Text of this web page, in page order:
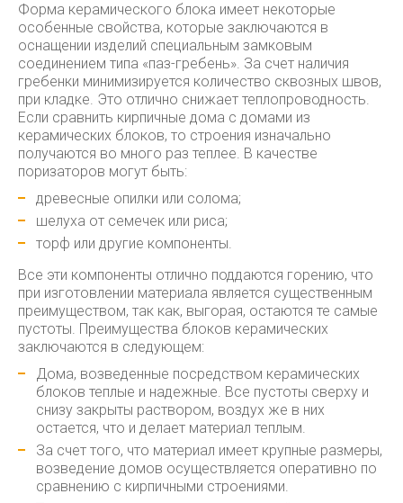
Форма керамического блока имеет некоторые
особенные свойства, которые заключаются в
оснащении изделий специальным замковым
соединением типа «паз-гребень». За счет наличия
гребенки минимизируется количество сквозных швов,
при кладке. Это отлично снижает теплопроводность.
Если сравнить кирпичные дома с домами из
керамических блоков, то строения изначально
получаются во много раз теплее. В качестве
поризаторов могут быть:
древесные опилки или солома;
шелуха от семечек или риса;
торф или другие компоненты.
Все эти компоненты отлично поддаются горению, что
при изготовлении материала является существенным
преимуществом, так как, выгорая, остаются те самые
пустоты. Преимущества блоков керамических
заключаются в следующем:
Дома, возведенные посредством керамических
блоков теплые и надежные. Все пустоты сверху и
снизу закрыты раствором, воздух же в них
остается, что и делает материал теплым.
За счет того, что материал имеет крупные размеры,
возведение домов осуществляется оперативно по
сравнению с кирпичными строениями.